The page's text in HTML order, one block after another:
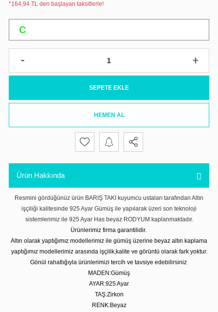
*164,94 TL den başlayan taksitlerle!
SEPETE EKLE
HEMEN AL
Ürün Hakkında
Resmini gördüğünüz ürün BARIŞ TAKI kuyumcu ustaları tarafından Altın
işçiliği kalitesinde 925 Ayar Gümüş ile yapılarak üzeri son teknoloji
sistemlerimiz ile 925 Ayar Has beyaz RODYUM kaplanmaktadır.
Ürünlerimiz firma garantilidir.
Altın olarak yaptığımız modellerimiz ile gümüş üzerine beyaz altın kaplama
yaptığımız modellerimiz arasında işçilik,kalite ve görüntü olarak fark yoktur.
Gönül rahatlığıyla ürünlerimizi tercih ve tavsiye edebilirsiniz
MADEN:Gümüş
AYAR:925 Ayar
TAŞ:Zirkon
RENK:Beyaz